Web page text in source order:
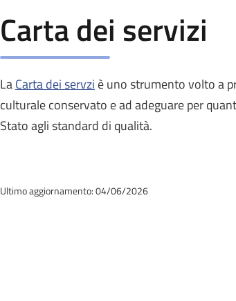
Carta dei servizi
LaCarta dei servzi è uno strumento volto a
culturale conservato e ad adeguare per
Stato agli standard di qualità.
Ultimo aggiornamento: 04/06/2026